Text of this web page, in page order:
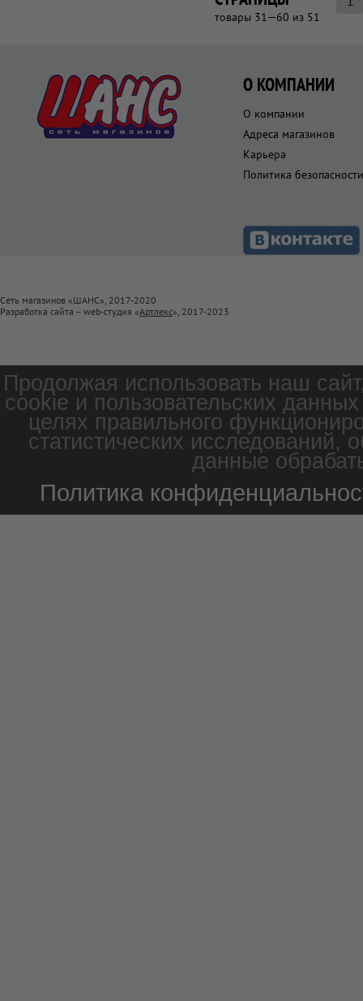
товары 31—60 из 51
О КОМПАНИИ
О компании
Адреса магазинов
Карьера
Политика безопасности
Сеть магазинов «ШАНС», 2017-2020
Разработка сайта – web-студия «Артлекс», 2017-2023
Продолжая использовать наш
cookie и пользовательских
целях правильного
статистических
данные
Политика